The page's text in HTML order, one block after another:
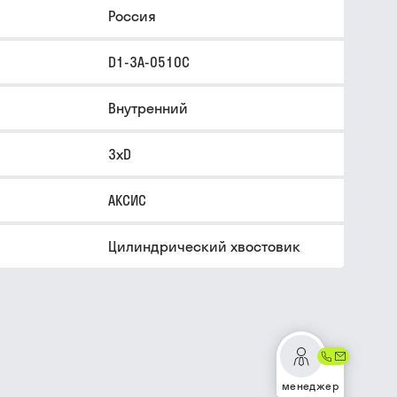
Россия
D1-3A-0510C
Внутренний
3xD
АКСИС
Цилиндрический хвостовик
менеджер